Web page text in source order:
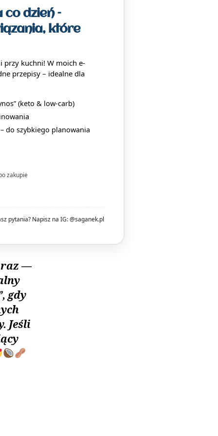
dzień –
które
przy kuchni! W moich e-
przepisy – idealne dla
(keto & low-carb)
do szybkiego planowania
zakupie
pytania? Napisz na IG: @saganek.pl
raz —
gdy
Jeśli